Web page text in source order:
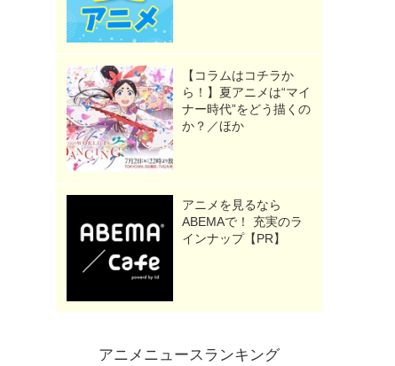
【コラムはコチラか
ら！】夏アニメは“マイ
ナー時代”をどう描くの
か？／ほか
アニメを見るなら
ABEMAで！ 充実のラ
インナップ【PR】
アニメニュースランキング